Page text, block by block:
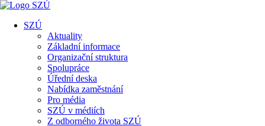
SZÚ
Aktuality
Základní informace
Organizační struktura
Spolupráce
Úřední deska
Nabídka zaměstnání
Pro média
SZÚ v médiích
Z odborného života SZÚ